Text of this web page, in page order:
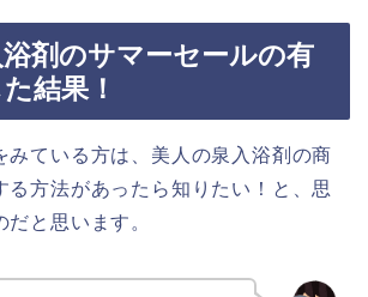
剤のサマーセールの有
結果！
みている方は、美人の泉入浴剤の商
る方法があったら知りたい！と、思
と思います。